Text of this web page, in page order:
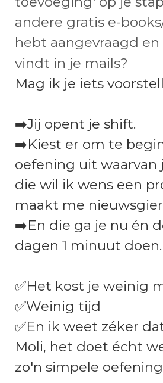
andere gratis e-
hebt aangevraagd
vindt in je mails?
Mag ik je iets
➡️Jij opent je shift.
➡️Kiest er om te
oefening uit waarvan
die wil ik wens een
maakt me
➡️En die ga je nu én
dagen 1 minuut doen.
✅Het kost je weinig
✅Weinig tijd
✅En ik weet zéker
Moli, het doet écht
zo'n simpele